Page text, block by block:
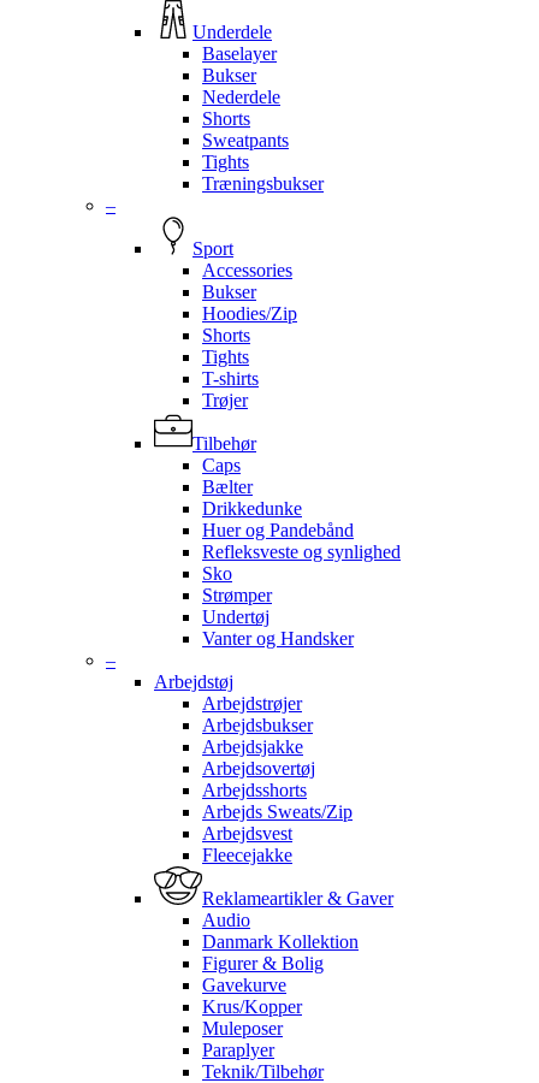
Underdele
Baselayer
Bukser
Nederdele
Shorts
Sweatpants
Tights
Træningsbukser
–
Sport
Accessories
Bukser
Hoodies/Zip
Shorts
Tights
T-shirts
Trøjer
Tilbehør
Caps
Bælter
Drikkedunke
Huer og Pandebånd
Refleksveste og synlighed
Sko
Strømper
Undertøj
Vanter og Handsker
–
Arbejdstøj
Arbejdstrøjer
Arbejdsbukser
Arbejdsjakke
Arbejdsovertøj
Arbejdsshorts
Arbejds Sweats/Zip
Arbejdsvest
Fleecejakke
Reklameartikler & Gaver
Audio
Danmark Kollektion
Figurer & Bolig
Gavekurve
Krus/Kopper
Muleposer
Paraplyer
Teknik/Tilbehør